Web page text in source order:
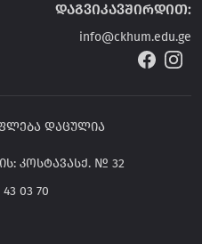
დაგვიკავშირდით:
info@ckhum.edu.ge
დაცულია
კოსტავასქ. № 32
43 03 70